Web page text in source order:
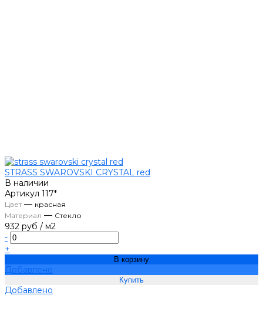
STRASS SWAROVSKI CRYSTAL red
В наличии
Артикул 117*
Цвет— красная
Материал — Стекло
932 руб / м2
-
+
В корзину
Добавлено
Добавлено